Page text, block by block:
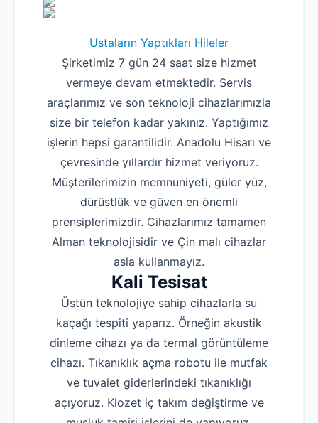
Ustaların Yaptıkları Hileler
Şirketimiz 7 gün 24 saat size hizmet
vermeye devam etmektedir. Servis
araçlarımız ve son teknoloji cihazlarımızla
size bir telefon kadar yakınız. Yaptığımız
işlerin hepsi garantilidir. Anadolu Hisarı ve
çevresinde yıllardır hizmet veriyoruz.
Müşterilerimizin memnuniyeti, güler yüz,
dürüstlük ve güven en önemli
prensiplerimizdir. Cihazlarımız tamamen
Alman teknolojisidir ve Çin malı cihazlar
asla kullanmayız.
Kali Tesisat
Üstün teknolojiye sahip cihazlarla su
kaçağı tespiti yaparız. Örneğin akustik
dinleme cihazı ya da termal görüntüleme
cihazı. Tıkanıklık açma robotu ile mutfak
ve tuvalet giderlerindeki tıkanıklığı
açıyoruz. Klozet iç takım değiştirme ve